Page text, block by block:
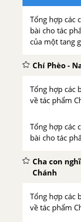
Tổng hợp các
bài cho tác
của một tang
Chí Phèo -
Tổng hợp các
về tác phẩm
Tổng hợp các
bài cho tác
Cha con
Chánh
Tổng hợp các
về tác phẩm